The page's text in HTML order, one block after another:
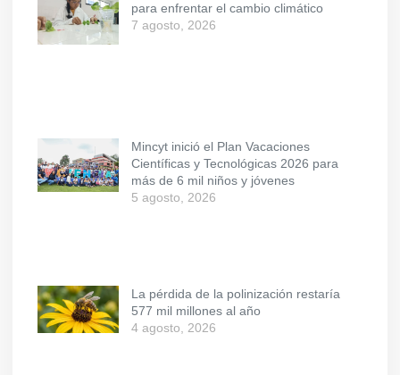
para enfrentar el cambio climático
7 agosto, 2026
Mincyt inició el Plan Vacaciones
Científicas y Tecnológicas 2026 para
más de 6 mil niños y jóvenes
5 agosto, 2026
La pérdida de la polinización restaría
577 mil millones al año
4 agosto, 2026